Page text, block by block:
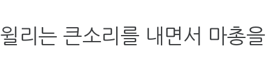
윌리는 큰소리를 내면서 마총